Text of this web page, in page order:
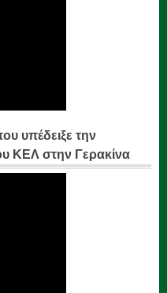
υπέδειξε την
ΚΕΛ στην Γερακίνα